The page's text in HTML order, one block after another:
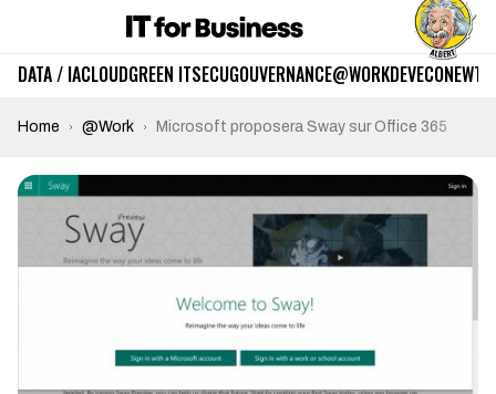
DATA / IACLOUDGREEN ITSECUGOUVERNANCE@WORKDEVECO
Home @Work Microsoft proposera Sway sur Office 365